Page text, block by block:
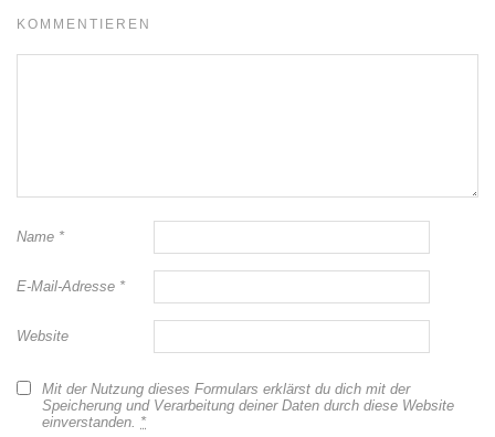
KOMMENTIEREN
Name *
E-Mail-Adresse *
Website
Mit der Nutzung dieses Formulars erklärst du dich mit der
Speicherung und Verarbeitung deiner Daten durch diese Website
einverstanden. *